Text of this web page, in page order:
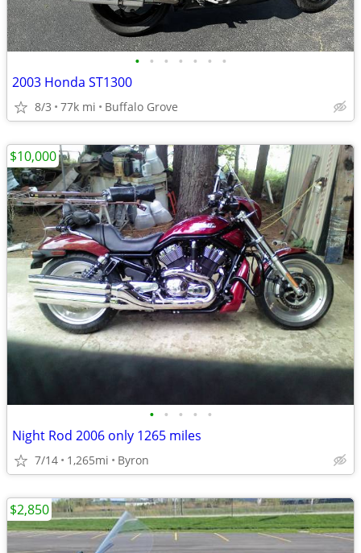
• • • • • • •
2003 Honda ST1300
8/3 77k mi Buffalo Grove
• • • • •
Night Rod 2006 only 1265 miles
7/14 1,265mi Byron
$10,000
$2,850